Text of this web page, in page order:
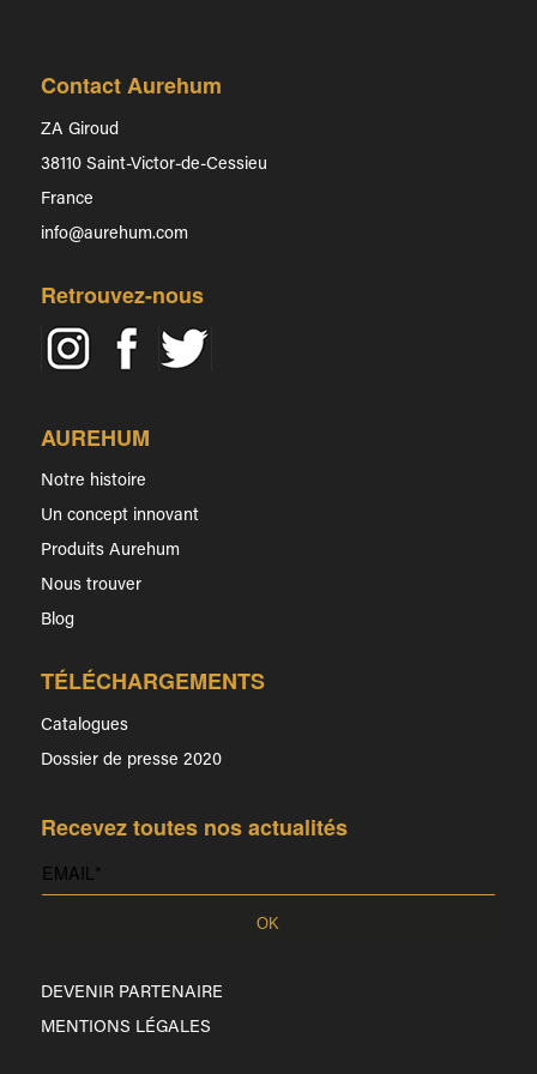
Contact Aurehum
ZA Giroud
38110 Saint-Victor-de-Cessieu
France
info@aurehum.com
Retrouvez-nous
AUREHUM
Notre histoire
Un concept innovant
Produits Aurehum
Nous trouver
Blog
TÉLÉCHARGEMENTS
Catalogues
Dossier de presse 2020
Recevez toutes nos actualités
DEVENIR PARTENAIRE
MENTIONS LÉGALES